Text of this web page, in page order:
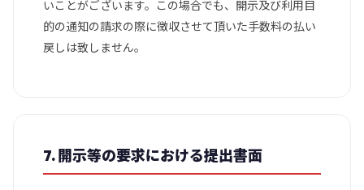
いことがございます。この場合でも、開示及び利用目
的の通知の請求の際に徴収させて頂いた手数料の払い
戻しは致しません。
7. 開示等の要求における提出書面